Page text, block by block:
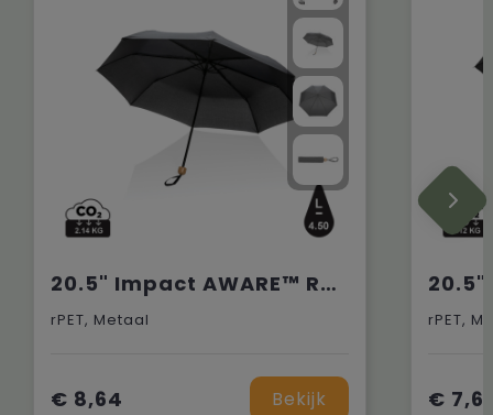
20.5" Impact AWARE™ RPET 190T pongee bamboe miniparaplu
rPET, Metaal
€ 8,64 Bekijk
rPET,
€